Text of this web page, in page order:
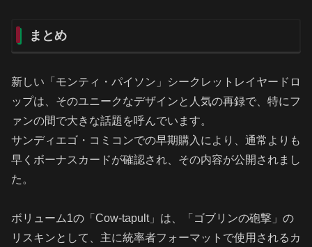
まとめ
新しい「モンティ・パイソン」シークレットレイヤードロ
ップは、そのユニークなデザインと人気の再録で、特にフ
ァンの間で大きな話題を呼んでいます。
サンディエゴ・コミコンでの早期購入により、通常よりも
早くボーナスカードが確認され、その内容が公開されまし
た。
ボリューム1の「Cow-tapult」は、「ゴブリンの砲撃」の
リスキンとして、主に統率者フォーマットで使用されるカ